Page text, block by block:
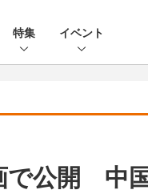
特集 イベント
で公開 中